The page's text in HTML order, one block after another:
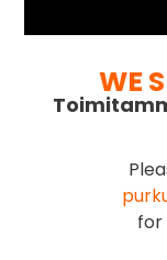
WE
for